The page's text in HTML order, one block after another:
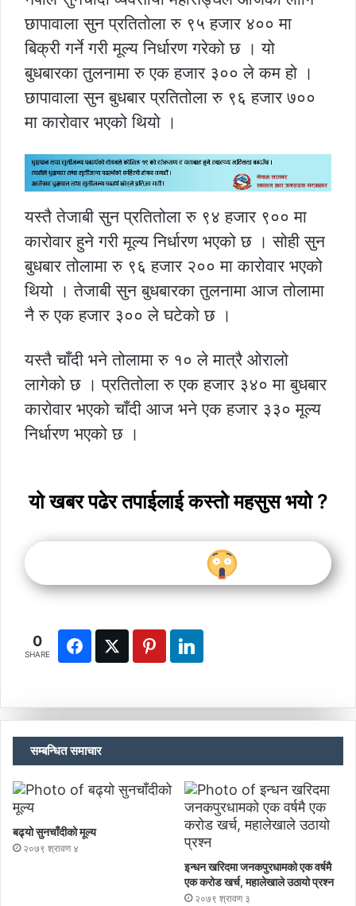
छापावाला सुन प्रतितोला रु ९५ हजार ४०० मा
बिक्री गर्ने गरी मूल्य निर्धारण गरेको छ । यो
बुधबारका तुलनामा रु एक हजार ३०० ले कम हो ।
छापावाला सुन बुधबार प्रतितोला रु ९६ हजार ७००
मा कारोवार भएको थियो ।
यस्तै तेजाबी सुन प्रतितोला रु ९४ हजार ९०० मा
कारोवार हुने गरी मूल्य निर्धारण भएको छ । सोही सुन
बुधबार तोलामा रु ९६ हजार २०० मा कारोवार भएको
थियो । तेजाबी सुन बुधबारका तुलनामा आज तोलामा
नै रु एक हजार ३०० ले घटेको छ ।
यस्तै चाँदी भने तोलामा रु १० ले मात्रै ओरालो
लागेको छ । प्रतितोला रु एक हजार ३४० मा बुधबार
कारोवार भएको चाँदी आज भने एक हजार ३३० मूल्य
निर्धारण भएको छ ।
यो खबर पढेर तपाईलाई कस्तो महसुस भयो ?
0
SHARE
सम्बन्धित समाचार
बढ्यो सुनचाँदीको मूल्य
२०७९ श्रावण ४
इन्धन खरिदमा जनकपुरधामको एक वर्षमै
एक करोड खर्च, महालेखाले उठायो प्रश्न
२०७९ श्रावण ३